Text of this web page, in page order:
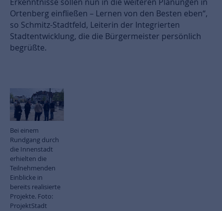
Erkenntnisse sollen nun in die weiteren Planungen in
Ortenberg einfließen – Lernen von den Besten eben“,
so Schmitz-Stadtfeld, Leiterin der Integrierten
Stadtentwicklung, die die Bürgermeister persönlich
begrüßte.
Bei einem
Rundgang durch
die Innenstadt
erhielten die
Teilnehmenden
Einblicke in
bereits realisierte
Projekte. Foto:
ProjektStadt